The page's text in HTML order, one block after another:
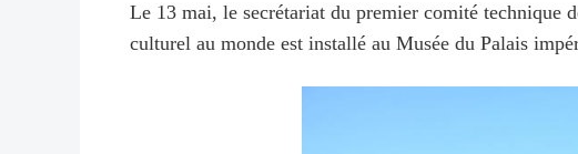
Le 13 mai, le secrétariat du premier comité
culturel au monde est installé au Musée du Palais